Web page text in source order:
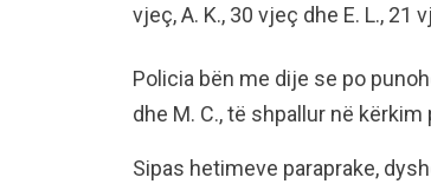
vjeç, A. K., 30 vjeç dhe E. L., 21
Policia bën me dije se po
dhe M. C., të shpallur në kërkim
Sipas hetimeve paraprake,